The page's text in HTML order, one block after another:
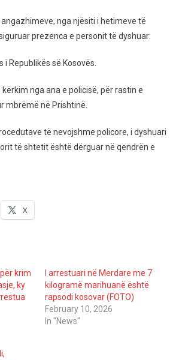
Detaje
Nga
nga njësiti i hetimeve të
prezenca e personit të dyshuar:
i Republikës së Kosovës.
kërkim nga ana e policisë, për rastin e
mbrëmë në Prishtinë.
të nevojshme policore, i dyshuari
të shtetit është dërguar në qendrën e
X
krim
ky
I arrestuari në Merdare me 7
kilogramë marihuanë është
rapsodi kosovar (FOTO)
February 10, 2026
In "News"